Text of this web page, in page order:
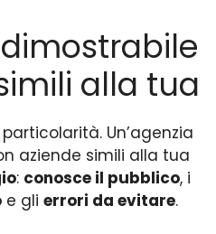
alla tua
Un’agenzia
aziende simili alla tua
: conosce il pubblico, i
e gli errori da evitare.